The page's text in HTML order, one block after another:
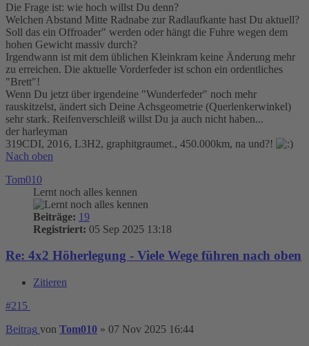
Die Frage ist: wie hoch willst Du denn?
Welchen Abstand Mitte Radnabe zur Radlaufkante hast Du aktuell?
Soll das ein Offroader" werden oder hängt die Fuhre wegen dem
hohen Gewicht massiv durch?
Irgendwann ist mit dem üblichen Kleinkram keine Änderung mehr
zu erreichen. Die aktuelle Vorderfeder ist schon ein ordentliches
"Brett"!
Wenn Du jetzt über irgendeine "Wunderfeder" noch mehr
rauskitzelst, ändert sich Deine Achsgeometrie (Querlenkerwinkel)
sehr stark. Reifenverschleiß willst Du ja auch nicht haben...
der harleyman
319CDI, 2016, L3H2, graphitgraumet., 450.000km, na und?!
Nach oben
Tom010
Lernt noch alles kennen
Beiträge: 19
Registriert: 05 Sep 2025 13:18
Re: 4x2 Höherlegung - Viele Wege führen nach oben
Zitieren
#215
Beitrag von Tom010 » 07 Nov 2025 16:44